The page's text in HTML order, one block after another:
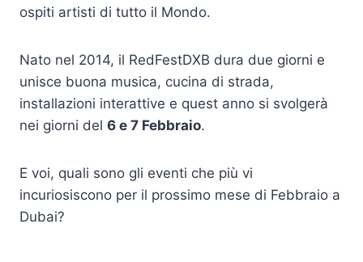
ospiti artisti di tutto il Mondo.
Nato nel 2014, il RedFestDXB dura due giorni e
unisce buona musica, cucina di strada,
installazioni interattive e quest anno si svolgerà
nei giorni del 6 e 7 Febbraio.
E voi, quali sono gli eventi che più vi
incuriosiscono per il prossimo mese di Febbraio a
Dubai?